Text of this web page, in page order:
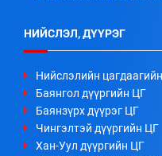
НИЙСЛЭЛ, ДҮҮРЭГ
Нийслэлийн
Баянгол дүүргийн ЦГ
Баянзүрх дүүрэг ЦГ
Чингэлтэй дүүргийн ЦГ
Хан-Уул дүүргийн ЦГ